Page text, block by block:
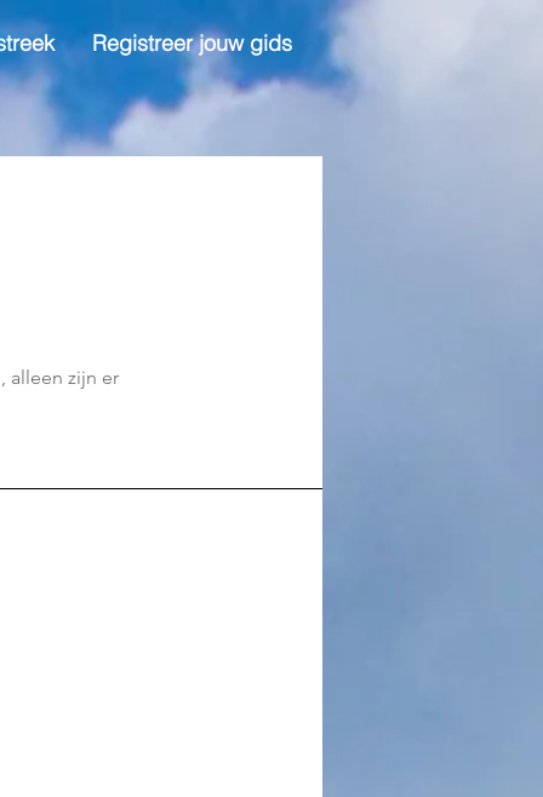
Registreer jouw gids
alleen zijn er